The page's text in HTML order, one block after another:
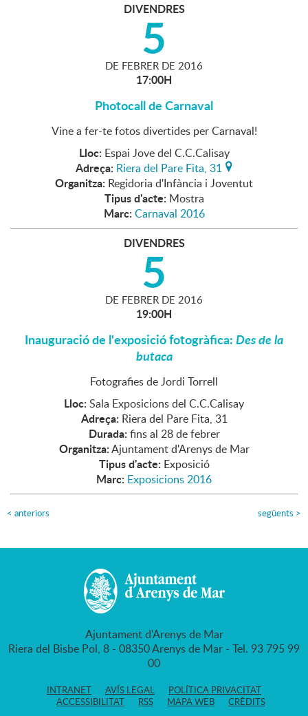
DIVENDRES
5
DE FEBRER DE 2016
17:00H
Photocall de Carnaval
Vine a fer-te fotos divertides per Carnaval!
Lloc: Espai Jove del C.C.Calisay
Adreça: Riera del Pare Fita, 31
Organitza: Regidoria d'Infància i Joventut
Tipus d'acte: Mostra
Marc: Carnaval 2016
DIVENDRES
5
DE FEBRER DE 2016
19:00H
Inauguració de l'exposició fotogràfica:Des de la
butaca
Fotografies de Jordi Torrell
Lloc: Sala Exposicions del C.C.Calisay
Adreça: Riera del Pare Fita, 31
Durada: fins al 28 de febrer
Organitza:Ajuntament d'Arenys de Mar
Tipus d'acte: Exposició
Marc: Exposicions 2016
< anteriors següents >
Ajuntament d'Arenys de Mar
Riera del Bisbe Pol, 8 - 08350 Arenys de Mar - Tel. 93 795 99
00
INTRANET AVÍS LEGAL
POLÍTICA PRIVACITAT
ACCESSIBILITAT
RSS MAPA WEB CRÈDITS